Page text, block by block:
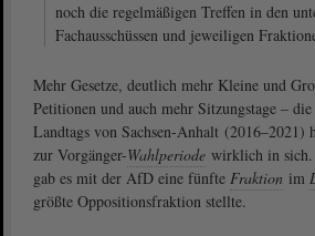
noch die regelmäßigen Treffen in den
Fachausschüssen und jeweiligen
Mehr Gesetze, deutlich mehr Kleine und
Petitionen und auch mehr Sitzungstage –
Landtags von Sachsen-Anhalt (2016–2021)
zur Vorgänger-Wahlperiode wirklich in sich.
gab es mit der AfD eine fünfte Fraktion im
größte Oppositionsfraktion stellte.